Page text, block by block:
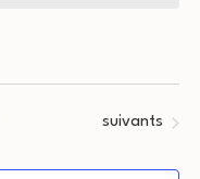
Évènements
suivants